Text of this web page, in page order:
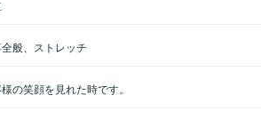
般、ストレッチ
の笑顔を見れた時です。